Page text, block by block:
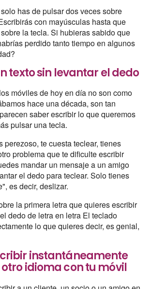
has de pulsar dos veces sobre
con mayúsculas hasta que
la tecla. Si hubieras sabido que
perdido tanto tiempo en algunos
texto sin levantar el dedo
móviles de hoy en día no son como
hace una década, son tan
saber escribir lo que queremos
pulsar una tecla.
perezoso, te cuesta teclear, tienes
problema que te dificulte escribir
mandar un mensaje a un amigo
el dedo para teclear. Solo tienes
es decir, deslizar.
la primera letra que quieres escribir
dedo de letra en letra El teclado
lo que quieres decir, es genial,
instantáneamente
otro idioma con tu móvil